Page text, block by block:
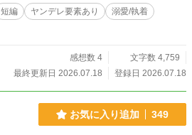
短編 ヤンデレ要素あり
溺愛/執着
感想数 4
文字数 4,759
最終更新日 2026.07.18
登録日 2026.07.18
お気に入り追加 349